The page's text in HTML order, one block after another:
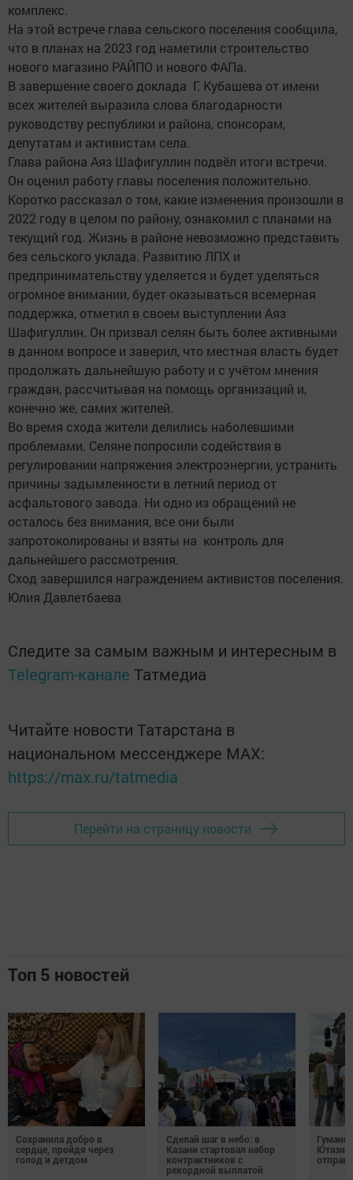
комплекс.
На этой встрече глава сельского поселения сообщила,
что в планах на 2023 год наметили строительство
нового магазино РАЙПО и нового ФАПа.
В завершение своего доклада Г. Кубашева от имени
всех жителей выразила слова благодарности
руководству республики и района, спонсорам,
депутатам и активистам села.
Глава района Аяз Шафигуллин подвёл итоги встречи.
Он оценил работу главы поселения положительно.
Коротко рассказал о том, какие изменения произошли в
2022 году в целом по району, ознакомил с планами на
текущий год. Жизнь в районе невозможно представить
без сельского уклада. Развитию ЛПХ и
предпринимательству уделяется и будет уделяться
огромное внимании, будет оказываться всемерная
поддержка, отметил в своем выступлении Аяз
Шафигуллин. Он призвал селян быть более активными
в данном вопросе и заверил, что местная власть будет
продолжать дальнейшую работу и с учётом мнения
граждан, рассчитывая на помощь организаций и,
конечно же, самих жителей.
Во время схода жители делились наболевшими
проблемами. Селяне попросили содействия в
регулировании напряжения электроэнергии, устранить
причины задымленности в летний период от
асфальтового завода. Ни одно из обращений не
осталось без внимания, все они были
запротоколированы и взяты на контроль для
дальнейшего рассмотрения.
Сход завершился награждением активистов поселения.
Юлия Давлетбаева
Следите за самым важным и интересным в
Telegram-канале Татмедиа
Читайте новости Татарстана в
национальном мессенджере MАХ:
https://max.ru/tatmedia
Перейти на страницу новости
Топ 5 новостей
Сохранила добро в
сердце, пройдя через
голод и детдом
Сделай шаг в небо: в
Казани стартовал набор
контрактников с
рекордной выплатой